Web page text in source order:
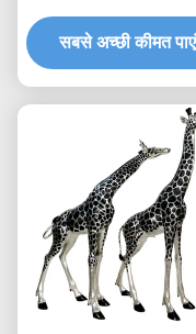
सबसे अच्छी कीमत पाएं